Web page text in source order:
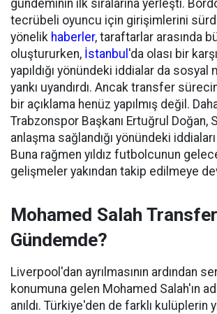
gündeminin ilk sıralarına yerleşti.
tecrübeli oyuncu için girişimlerini
yönelik haberler, taraftarlar arasında
oluştururken, İstanbul 'da olası bir
yapıldığı yönündeki iddialar da sosyal
yankı uyandırdı. Ancak transfer
bir açıklama henüz yapılmış değil.
Trabzonspor Başkanı Ertuğrul Doğan,
anlaşma sağlandığı yönündeki iddiaları
Buna rağmen yıldız futbolcunun
gelişmeler yakından takip edilmeye
Mohamed Salah
Gündemde?
Liverpool'dan ayrılmasının ardından
konumuna gelen Mohamed Salah'ın
anıldı. Türkiye'den de farklı kulüplerin